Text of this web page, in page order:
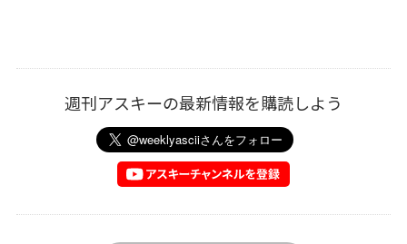
週刊アスキーの最新情報を購読しよう